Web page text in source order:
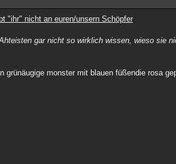
"ihr" nicht an euren/unsern Schöpfer
gar nicht so wirklich wissen, wieso sie
grünäugige monster mit blauen füßendie rosa